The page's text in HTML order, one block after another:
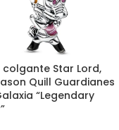
colgante Star Lord,
Quill Guardianes
“Legendary